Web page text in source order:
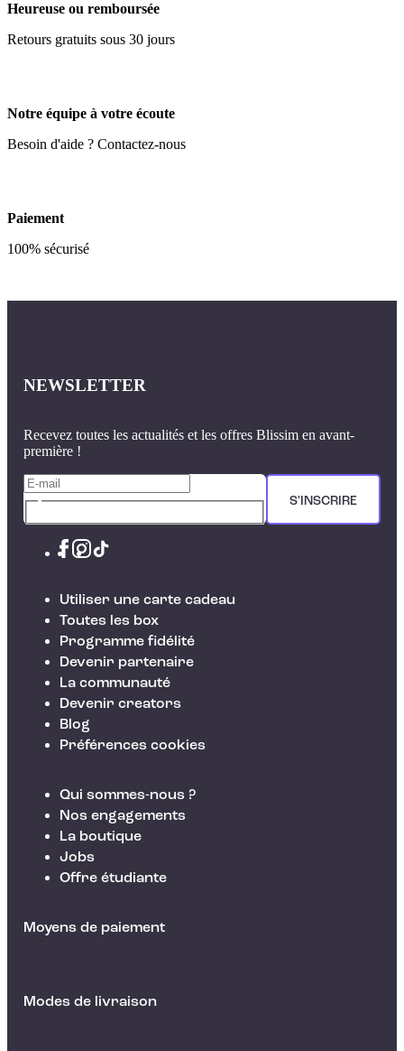
Heureuse ou remboursée
Retours gratuits sous 30 jours
Notre équipe à votre écoute
Besoin d'aide ? Contactez-nous
Paiement
100% sécurisé
NEWSLETTER
Recevez toutes les actualités et les offres Blissim en avant-
première !
S'INSCRIRE
Utiliser une carte cadeau
Toutes les box
Programme fidélité
Devenir partenaire
La communauté
Devenir creators
Blog
Préférences cookies
Qui sommes-nous ?
Nos engagements
La boutique
Jobs
Offre étudiante
Moyens de paiement
Modes de livraison